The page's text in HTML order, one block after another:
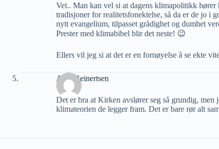
Vel.. Man kan vel si at dagens klimapolitikk
tradisjoner for realitetsfonektelse, så da er de jo i
nytt evangelium, tilpasset grådighet og dumhet
Prester med klimabibel blir det neste! 😉
Ellers vil jeg si at det er en fornøyelse å se ekte
Arne Reinertsen
Det er bra at Kirken avslører seg så grundig, men
klimateorien de legger fram. Det er bare rør alt